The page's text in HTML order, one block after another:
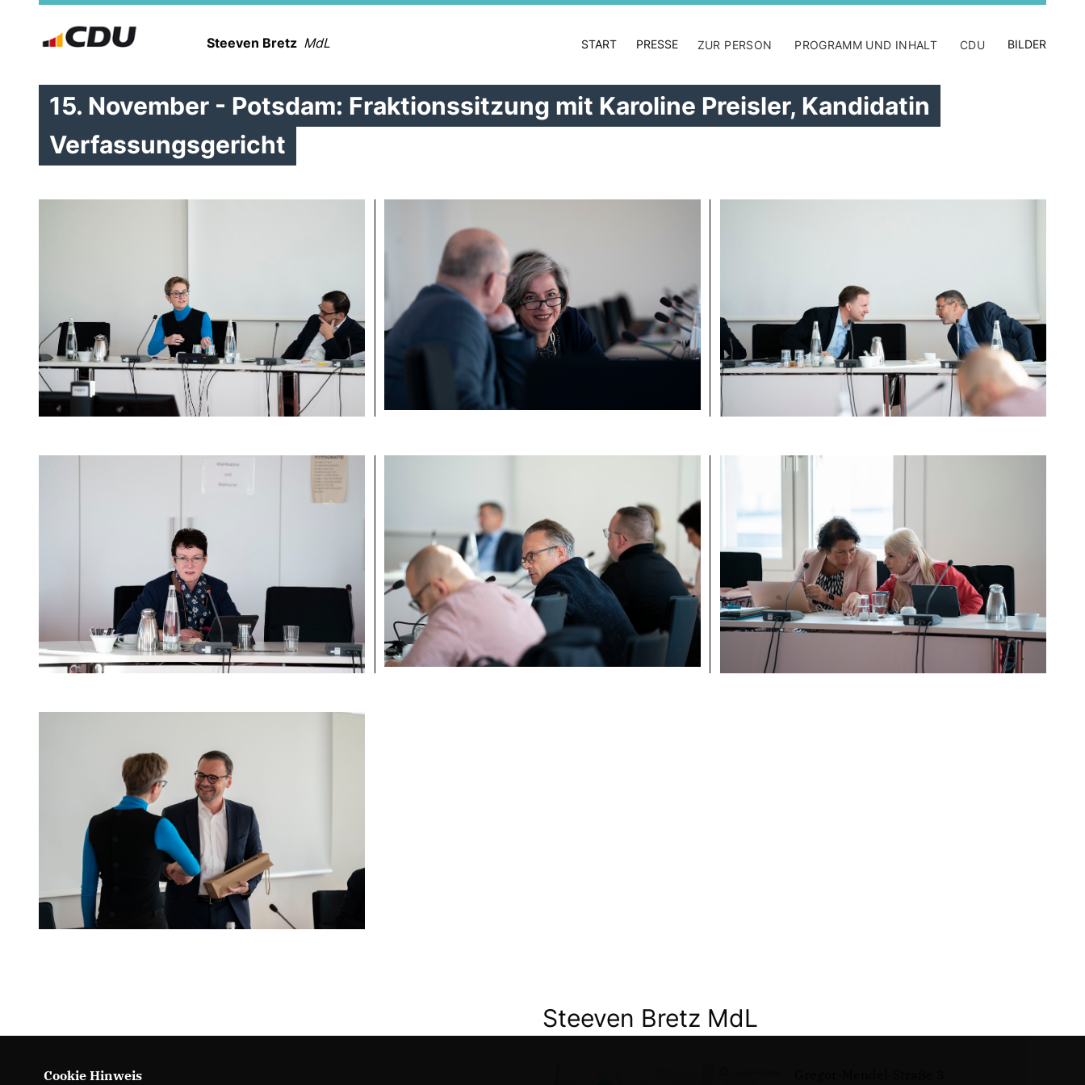
Steeven Bretz MdL START PRESSE ZUR PERSON PROGRAMM UND INHALT CDU BILDER
15. November - Potsdam: Fraktionssitzung mit Karoline Preisler, Kandidatin
Verfassungsgericht
Steeven Bretz MdL
Cookie Hinweis